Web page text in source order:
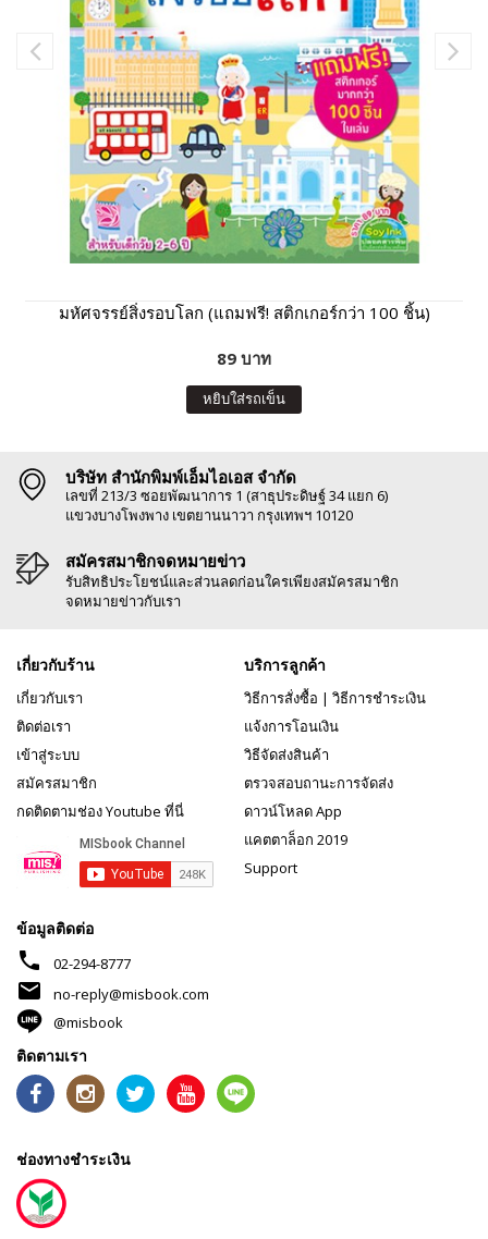
มหัศจรรย์สิ่งรอบโลก (แถมฟรี! สติกเกอร์กว่า 100 ชิ้น)
89 บาท
หยิบใส่รถเข็น
บริษัท สำนักพิมพ์เอ็มไอเอส จำกัด
เลขที่ 213/3 ซอยพัฒนาการ 1 (สาธุประดิษฐ์ 34 แยก 6)
แขวงบางโพงพาง เขตยานนาวา กรุงเทพฯ 10120
สมัครสมาชิกจดหมายข่าว
รับสิทธิประโยชน์และส่วนลดก่อนใครเพียงสมัครสมาชิก
จดหมายข่าวกับเรา
เกี่ยวกับร้าน
เกี่ยวกับเรา
ติดต่อเรา
เข้าสู่ระบบ
สมัครสมาชิก
กดติดตามช่อง Youtube ที่นี่
บริการลูกค้า
วิธีการสั่งซื้อ | วิธีการชำระเงิน
แจ้งการโอนเงิน
วิธีจัดส่งสินค้า
ตรวจสอบถานะการจัดส่ง
ดาวน์โหลด App
แคตตาล็อก 2019
Support
ข้อมูลติดต่อ
phone 02-294-8777
mail
no-reply@misbook.com
@misbook
ติดตามเรา
ช่องทางชำระเงิน